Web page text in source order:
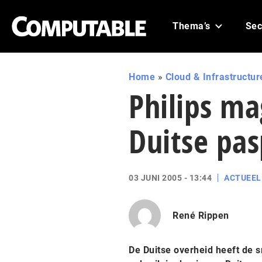
Thema’s
Home » Cloud &
Philips
Duitse
03 JUNI 2005 - 13:44 ACTUEEL
René Rippen
De Duitse overheid heeft de